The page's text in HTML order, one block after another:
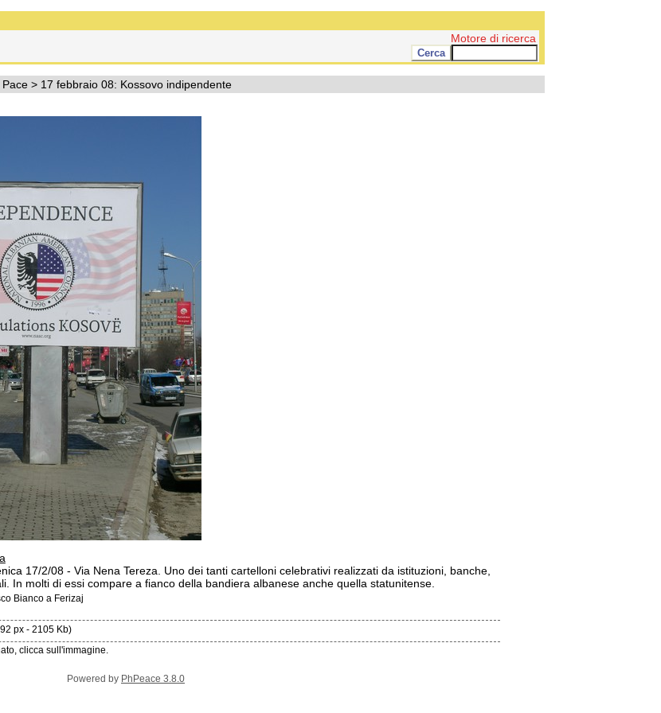
Motore di ricerca
> 17 febbraio 08: Kossovo indipendente
17/2/08 - Via Nena Tereza. Uno dei tanti cartelloni celebrativi realizzati da istituzioni, banche,
In molti di essi compare a fianco della bandiera albanese anche quella statunitense.
Bianco a Ferizaj
px - 2105 Kb)
clicca sull'immagine.
Powered by PhPeace 3.8.0